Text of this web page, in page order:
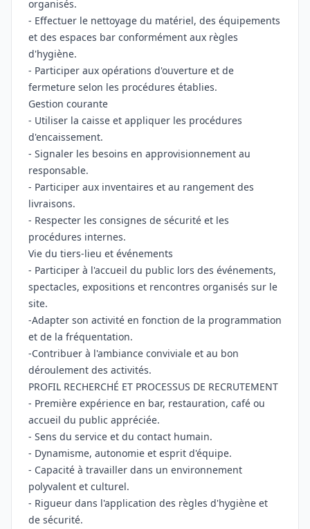
organisés.
- Effectuer le nettoyage du matériel, des équipements
et des espaces bar conformément aux règles
d'hygiène.
- Participer aux opérations d'ouverture et de
fermeture selon les procédures établies.
Gestion courante
- Utiliser la caisse et appliquer les procédures
d'encaissement.
- Signaler les besoins en approvisionnement au
responsable.
- Participer aux inventaires et au rangement des
livraisons.
- Respecter les consignes de sécurité et les
procédures internes.
Vie du tiers-lieu et événements
- Participer à l'accueil du public lors des événements,
spectacles, expositions et rencontres organisés sur le
site.
-Adapter son activité en fonction de la programmation
et de la fréquentation.
-Contribuer à l'ambiance conviviale et au bon
déroulement des activités.
PROFIL RECHERCHÉ ET PROCESSUS DE RECRUTEMENT
- Première expérience en bar, restauration, café ou
accueil du public appréciée.
- Sens du service et du contact humain.
- Dynamisme, autonomie et esprit d'équipe.
- Capacité à travailler dans un environnement
polyvalent et culturel.
- Rigueur dans l'application des règles d'hygiène et
de sécurité.